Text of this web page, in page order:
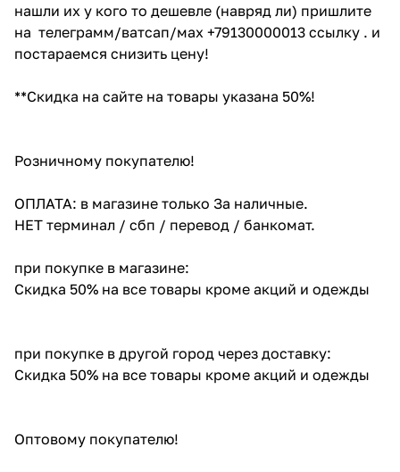
нашли их у кого то дешевле (навряд ли) пришлите
на телеграмм/ватсап/мах +79130000013 ссылку . и
постараемся снизить цену!
**Скидка на сайте на товары указана 50%!
Розничному покупателю!
ОПЛАТА: в магазине только За наличные.
НЕТ терминал / сбп / перевод / банкомат.
при покупке в магазине:
Скидка 50% на все товары кроме акций и одежды
при покупке в другой город через доставку:
Скидка 50% на все товары кроме акций и одежды
Оптовому покупателю!